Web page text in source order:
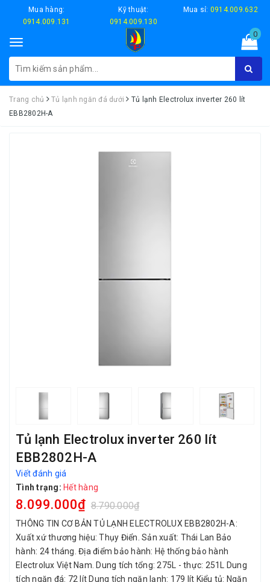
Mua hàng:
0914.009.131
Kỹ thuật:
0914.009.130
Mua sỉ: 0914.009.632
Toggle
navigation
0
Trang chủ Tủ lạnh ngăn đá dưới
Tủ lạnh Electrolux inverter 260 lít
EBB2802H-A
Tủ lạnh Electrolux inverter 260 lít
EBB2802H-A
Viết đánh giá
Tình trạng: Hết hàng
8.099.000₫ 8.790.000₫
THÔNG TIN CƠ BẢN TỦ LẠNH ELECTROLUX EBB2802H-A:
Xuất xứ thương hiệu: Thụy Điển. Sản xuất: Thái Lan Bảo
hành: 24 tháng. Địa điểm bảo hành: Hệ thống bảo hành
Electrolux Việt Nam. Dung tích tổng: 275L - thực: 251L Dung
tích ngăn đá: 72 lít Dung tích ngăn lạnh: 179 lít Kiểu tủ: Ngăn